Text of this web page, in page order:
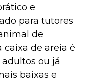
e
para tutores
de
caixa de areia é
ou já
baixas e